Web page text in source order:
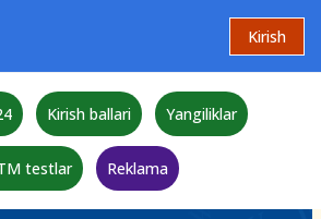
Kirish
Kirish ballari Yangiliklar
testlar Reklama